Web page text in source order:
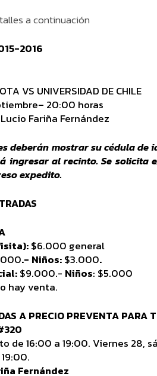
a continuación
2016
VS UNIVERSIDAD DE CHILE
20:00 horas
Fariña Fernández
deberán mostrar su cédula
ingresar al recinto. Se solicita
expedito.
$6.000 general
.- Niños: $3.000.
$9.000.- Niños: $5.000
hay venta.
A PRECIO PREVENTA PARA
de 16:00 a 19:00. Viernes 28,
Fernández